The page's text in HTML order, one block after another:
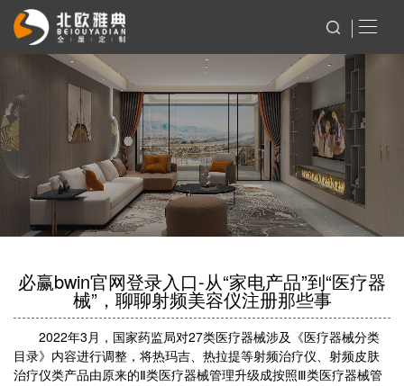
必赢bwin官网登录入口-从“家电产品”到“医疗器
械”，聊聊射频美容仪注册那些事
2022年3月，国家药监局对27类医疗器械涉及《医疗器械分类
目录》内容进行调整，将热玛吉、热拉提等射频治疗仪、射频皮肤
治疗仪类产品由原来的Ⅱ类医疗器械管理升级成按照Ⅲ类医疗器械管